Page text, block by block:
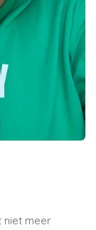
niet meer